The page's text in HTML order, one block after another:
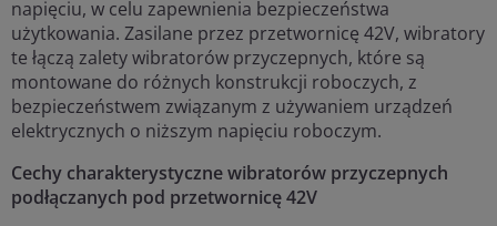
napięciu, w celu zapewnienia bezpieczeństwa
użytkowania. Zasilane przez przetwornicę 42V, wibratory
te łączą zalety wibratorów przyczepnych, które są
montowane do różnych konstrukcji roboczych, z
bezpieczeństwem związanym z używaniem urządzeń
elektrycznych o niższym napięciu roboczym.
Cechy charakterystyczne wibratorów przyczepnych
podłączanych pod przetwornicę 42V